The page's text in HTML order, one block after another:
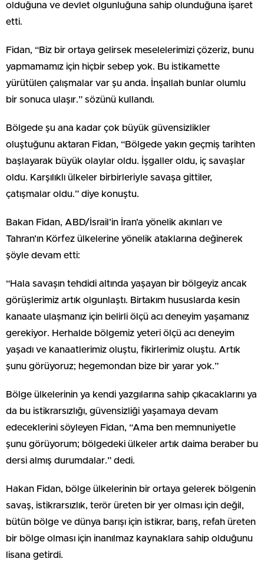
olduğuna ve devlet olgunluğuna sahip olunduğuna işaret
etti.
Fidan, “Biz bir ortaya gelirsek meselelerimizi çözeriz, bunu
yapmamamız için hiçbir sebep yok. Bu istikamette
yürütülen çalışmalar var şu anda. İnşallah bunlar olumlu
bir sonuca ulaşır.” sözünü kullandı.
Bölgede şu ana kadar çok büyük güvensizlikler
oluştuğunu aktaran Fidan, “Bölgede yakın geçmiş tarihten
başlayarak büyük olaylar oldu. İşgaller oldu, iç savaşlar
oldu. Karşılıklı ülkeler birbirleriyle savaşa gittiler,
çatışmalar oldu.” diye konuştu.
Bakan Fidan, ABD/İsrail’in İran’a yönelik akınları ve
Tahran’ın Körfez ülkelerine yönelik ataklarına değinerek
şöyle devam etti:
“Hala savaşın tehdidi altında yaşayan bir bölgeyiz ancak
görüşlerimiz artık olgunlaştı. Birtakım hususlarda kesin
kanaate ulaşmanız için belirli ölçü acı deneyim yaşamanız
gerekiyor. Herhalde bölgemiz yeteri ölçü acı deneyim
yaşadı ve kanaatlerimiz oluştu, fikirlerimiz oluştu. Artık
şunu görüyoruz; hegemondan bize bir yarar yok.”
Bölge ülkelerinin ya kendi yazgılarına sahip çıkacaklarını ya
da bu istikrarsızlığı, güvensizliği yaşamaya devam
edeceklerini söyleyen Fidan, “Ama ben memnuniyetle
şunu görüyorum; bölgedeki ülkeler artık daima beraber bu
dersi almış durumdalar.” dedi.
Hakan Fidan, bölge ülkelerinin bir ortaya gelerek bölgenin
savaş, istikrarsızlık, terör üreten bir yer olması için değil,
bütün bölge ve dünya barışı için istikrar, barış, refah üreten
bir bölge olması için inanılmaz kaynaklara sahip olduğunu
lisana getirdi.